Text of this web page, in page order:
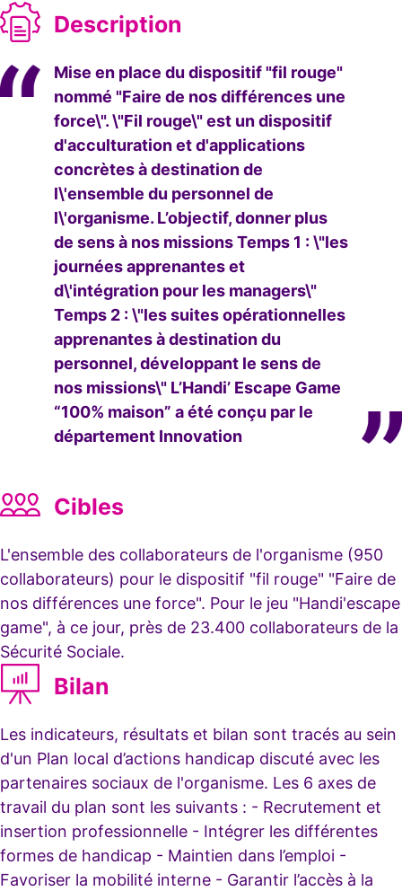
Description
Mise en place du dispositif "fil rouge"
nommé "Faire de nos différences une
force\". \"Fil rouge\" est un dispositif
d'acculturation et d'applications
concrètes à destination de
l\'ensemble du personnel de
l\'organisme. L’objectif, donner plus
de sens à nos missions Temps 1 : \"les
journées apprenantes et
d\'intégration pour les managers\"
Temps 2 : \"les suites opérationnelles
apprenantes à destination du
personnel, développant le sens de
nos missions\" L’Handi’ Escape Game
“100% maison” a été conçu par le
département Innovation
Cibles
L'ensemble des collaborateurs de l'organisme (950
collaborateurs) pour le dispositif "fil rouge" "Faire de
nos différences une force". Pour le jeu "Handi'escape
game", à ce jour, près de 23.400 collaborateurs de la
Sécurité Sociale.
Bilan
Les indicateurs, résultats et bilan sont tracés au sein
d'un Plan local d’actions handicap discuté avec les
partenaires sociaux de l'organisme. Les 6 axes de
travail du plan sont les suivants : - Recrutement et
insertion professionnelle - Intégrer les différentes
formes de handicap - Maintien dans l’emploi -
Favoriser la mobilité interne - Garantir l’accès à la